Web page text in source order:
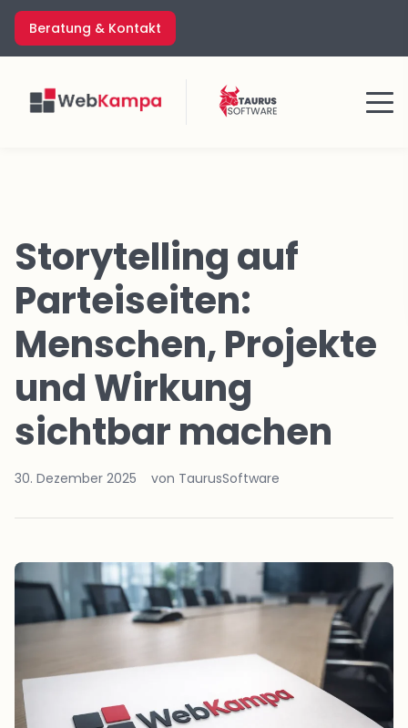
Zum
Inhalt
springen
Beratung & Kontakt
Menü
Storytelling auf
Parteiseiten:
Menschen, Projekte
und Wirkung
sichtbar machen
30. Dezember 2025 von TaurusSoftware